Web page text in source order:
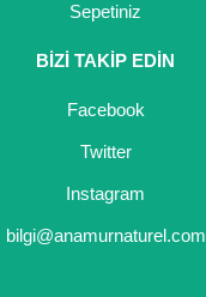
Sepetiniz
BİZİ TAKİP EDİN
Facebook
Twitter
Instagram
bilgi@anamurnaturel.com